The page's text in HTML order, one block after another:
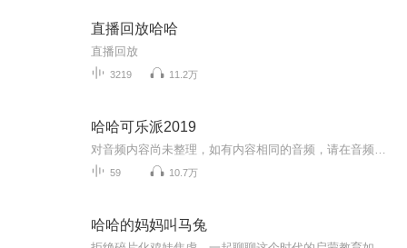
直播回放哈哈
直播回放
3219 11.2万
哈哈可乐派2019
59 10.7万
哈哈的妈妈叫马兔